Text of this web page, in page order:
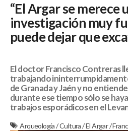
“El Argar se merece
investigación muy
puede dejar que
El doctor Francisco Contreras
trabajando
de Granada y Jaén y no
durante ese tiempo sólo se
trabajos esporádicos en el
Arqueología/Cultura/El Argar/